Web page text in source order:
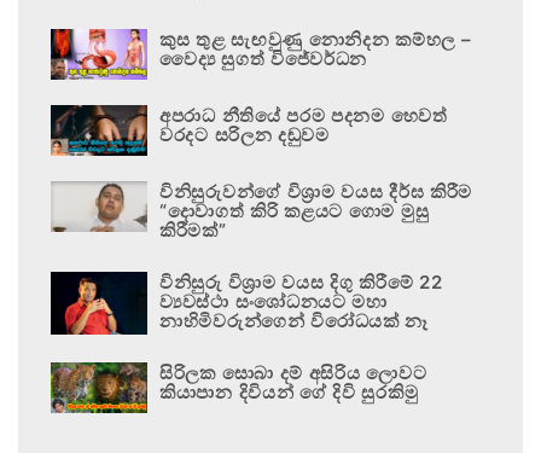
කුස තුළ සැඟවුණු නොනිදන කම්හල –
වෛද්‍ය සුගත් විජේවර්ධන
අපරාධ නීතියේ පරම පදනම හෙවත්
වරදට සරිලන දඬුවම
විනිසුරුවන්ගේ විශ්‍රාම වයස දීර්ඝ කිරීම
“දොවාගත් කිරි කළයට ගොම මුසු
කිරීමක්”
විනිසුරු විශ්‍රාම වයස දිගු කිරීමේ 22
ව්‍යවස්ථා සංශෝධනයට මහා
නාහිමිවරුන්ගෙන් විරෝධයක් නෑ
සිරිලක සොබා දම් අසිරිය ලොවට
කියාපාන දිවියන් ගේ දිවි සුරකිමු